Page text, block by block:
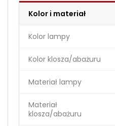
Kolor i materiał
Kolor lampy
Kolor klosza/abażuru
Materiał lampy
Materiał
klosza/abażuru